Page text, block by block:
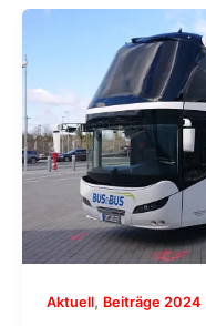
Aktuell, Beiträge 2024